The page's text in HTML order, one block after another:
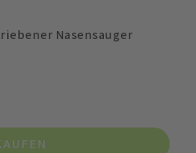
Nasensauger